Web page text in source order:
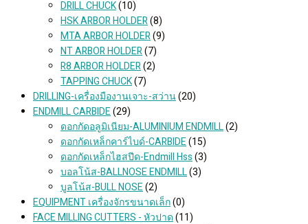
DRILL CHUCK(10)
HSK ARBOR HOLDER(8)
MTA ARBOR HOLDER(9)
NT ARBOR HOLDER(7)
R8 ARBOR HOLDER(2)
TAPPING CHUCK(7)
DRILLING-เครื่องมืองานเจาะ-สว่าน(20)
ENDMILL CARBIDE(29)
ดอกกัดอลูมิเนียม-ALUMINIUM ENDMILL(2)
ดอกกัดเหล็กคาร์ไบด์-CARBIDE(15)
ดอกกัดเหล็กไฮสปีด-Endmill Hss(3)
บอลโน้ส-BALLNOSE ENDMILL(3)
บูลโน้ส-BULL NOSE(2)
EQUIPMENT เครื่องจักรขนาดเล็ก(0)
FACE MILLING CUTTERS - หัวปาด(11)